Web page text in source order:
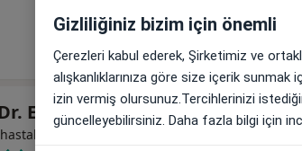
Esra Söylemez
ve doğum
Bugün
7 Ağustos
Gizliliğiniz bizim için önemli
Çerezleri kabul ederek, Şirketimiz ve
alışkanlıklarınıza göre size içerik
izin vermiş olursunuz.Tercihlerinizi
güncelleyebilirsiniz. Daha fazla bilgi için